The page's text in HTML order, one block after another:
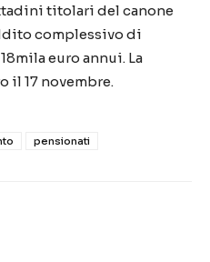
titolari del canone
complessivo di
euro annui. La
il 17 novembre.
pensionati